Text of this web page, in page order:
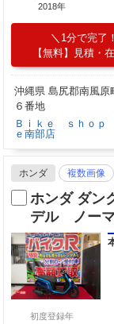
2018年
1分で完了！
【無料】見積・
沖縄県 島尻郡南風原
６番地
Ｂｉｋｅ ｓｈｏｐ
ｅ南部店
ホンダ 複数画像
ホンダ ダ
デル ノー
初度登録年